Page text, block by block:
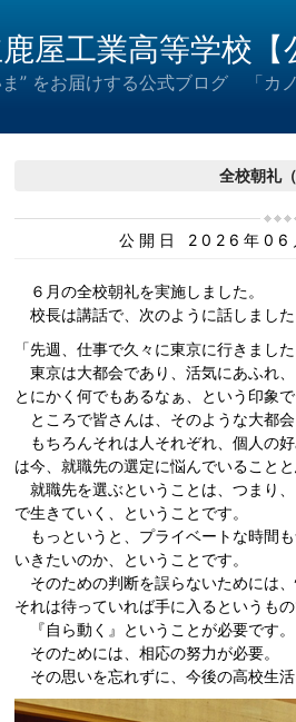
屋工業高等学校
ま” をお届けする公式ブログ 「カ
全校朝礼
公開日 2026年06
６月の全校朝礼を実施しました。
校長は講話で、次のように話しまし
「先週、仕事で久々に東京に行きまし
東京は大都会であり、活気にあふれ
とにかく何でもあるなぁ、という印象
ところで皆さんは、そのような大都
もちろんそれは人それぞれ、個人の
は今、就職先の選定に悩んでいること
就職先を選ぶということは、つまり
で生きていく、ということです。
もっというと、プライベートな時間
いきたいのか、ということです。
そのための判断を誤らないためには
それは待っていれば手に入るというも
『自ら動く』ということが必要です。
そのためには、相応の努力が必要。
その思いを忘れずに、今後の高校生